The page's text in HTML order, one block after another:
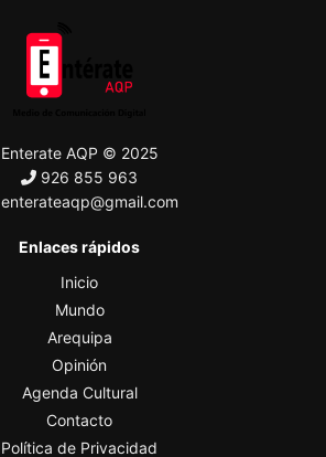
Enterate AQP © 2025
926 855 963
enterateaqp@gmail.com
Enlaces rápidos
Inicio
Mundo
Arequipa
Opinión
Agenda Cultural
Contacto
Política de Privacidad